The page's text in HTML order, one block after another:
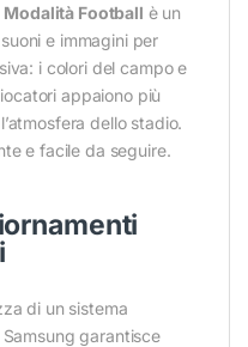
Modalità Football è un
e immagini per
i colori del campo e
appaiono più
dello stadio.
e facile da seguire.
di un sistema
garantisce